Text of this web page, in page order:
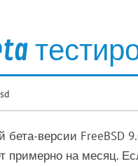
бета-версии FreeBSD
примерно на месяц.